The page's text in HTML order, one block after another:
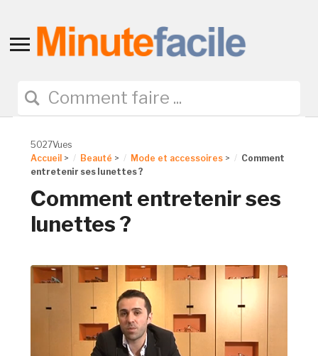
Toggle
navigation
5027Vues
Accueil > Beauté > Mode et accessoires >
Comment
entretenir ses lunettes ?
Comment entretenir ses
lunettes ?